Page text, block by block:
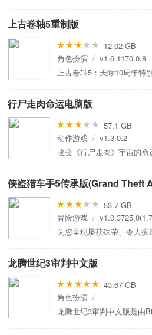
上古卷轴5重制版
12.02 GB
角色扮演 / v1.6.1170.0.8
上古卷轴5：天际10周年特
行尸走肉命运电脑版
57.1 GB
动作游戏 / v1.3.0.2
改变《行尸走肉》宇宙的命
侠盗猎车手5传承版(Grand Theft
53.7 GB
冒险游戏 /
为您呈现屡获殊荣、令人痴
龙腾世纪3审判中文版
43.67 GB
角色扮演 /
龙腾世纪3审判中文版是由